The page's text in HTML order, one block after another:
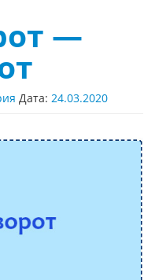
—
Дата: 24.03.2020